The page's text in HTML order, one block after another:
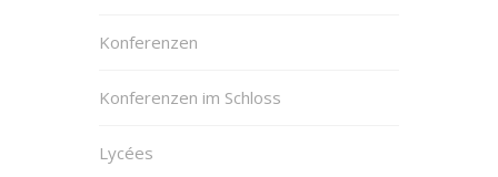
Konferenzen
Konferenzen im Schloss
Lycées